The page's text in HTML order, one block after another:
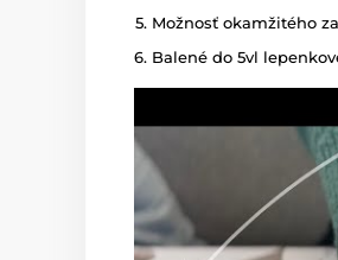
Možnosť okamžitého
Balené do 5vl